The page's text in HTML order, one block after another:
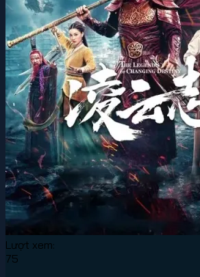
Lượt xem:
75